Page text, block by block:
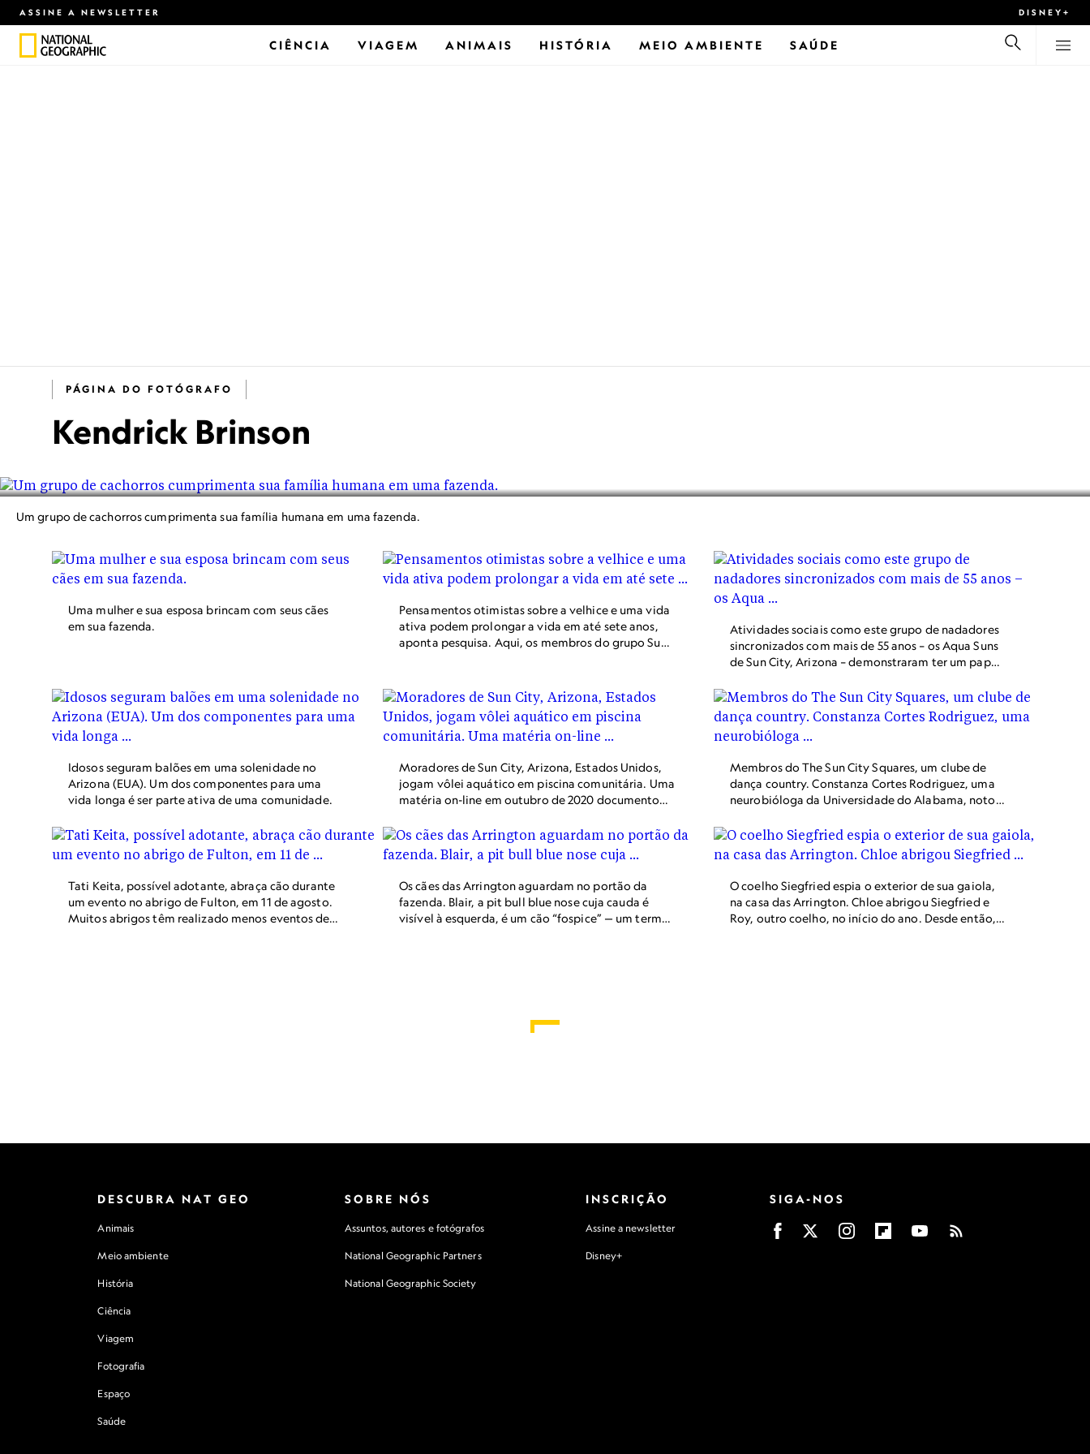
ASSINE A NEWSLETTER DISNEY+
CIÊNCIA VIAGEM ANIMAIS HISTÓRIA MEIO AMBIENTE SAÚDE
PÁGINA DO FOTÓGRAFO
Kendrick Brinson
Um grupo de cachorros cumprimenta sua família humana em uma fazenda.
Uma mulher e sua esposa brincam com seus cães
em sua fazenda.
Pensamentos otimistas sobre a velhice e uma vida
ativa podem prolongar a vida em até sete anos,
aponta pesquisa. Aqui, os membros do grupo Sun
Atividades sociais como este grupo de nadadores
sincronizados com mais de 55 anos – os Aqua Suns
de Sun City, Arizona – demonstraram ter um papel
Idosos seguram balões em uma solenidade no
Arizona (EUA). Um dos componentes para uma
vida longa é ser parte ativa de uma comunidade.
Moradores de Sun City, Arizona, Estados Unidos,
jogam vôlei aquático em piscina comunitária. Uma
matéria on-line em outubro de 2020 documentou
aposentados ativos mais antiga do país.
Membros do The Sun City Squares, um clube de
dança country. Constanza Cortes Rodriguez, uma
neurobióloga da Universidade do Alabama, notou
melhor. "Eu podia me sentir pensando diferente e
lembrando melhor das coisas".
Tati Keita, possível adotante, abraça cão durante
um evento no abrigo de Fulton, em 11 de agosto.
Muitos abrigos têm realizado menos eventos de
Os cães das Arrington aguardam no portão da
fazenda. Blair, a pit bull blue nose cuja cauda é
visível à esquerda, é um cão “fospice” — um termo
O coelho Siegfried espia o exterior de sua gaiola,
na casa das Arrington. Chloe abrigou Siegfried e
Roy, outro coelho, no início do ano. Desde então,
DESCUBRA NAT GEO
Animais
Meio ambiente
História
Ciência
Viagem
Fotografia
Espaço
Saúde
SOBRE NÓS
Assuntos, autores e fotógrafos
National Geographic Partners
National Geographic Society
INSCRIÇÃO
Assine a newsletter
Disney+
SIGA-NOS